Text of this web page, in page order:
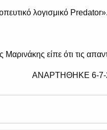
λογισμικό Predator».
είπε ότι τις
ΑΝΑΡΤΗΘΗΚΕ 6-7-